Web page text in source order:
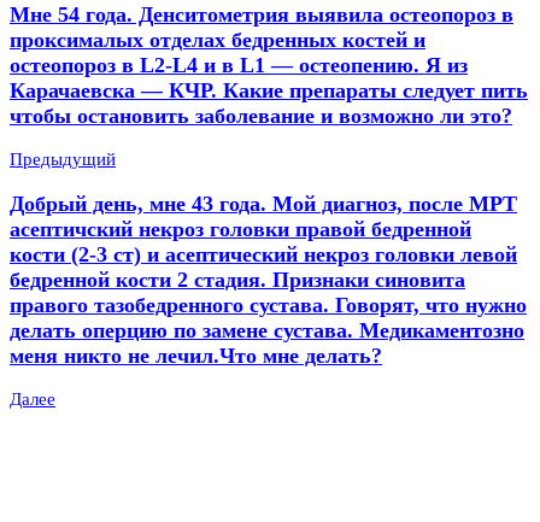
Мне 54 года. Денситометрия выявила остеопороз в
проксималых отделах бедренных костей и
остеопороз в L2-L4 и в L1 — остеопению. Я из
Карачаевска — КЧР. Какие препараты следует пить
чтобы остановить заболевание и возможно ли это?
Предыдущий
Добрый день, мне 43 года. Мой диагноз, после МРТ
асептичский некроз головки правой бедренной
кости (2-3 ст) и асептический некроз головки левой
бедренной кости 2 стадия. Признаки синовита
правого тазобедренного сустава. Говорят, что нужно
делать оперцию по замене сустава. Медикаментозно
меня никто не лечил.Что мне делать?
Далее